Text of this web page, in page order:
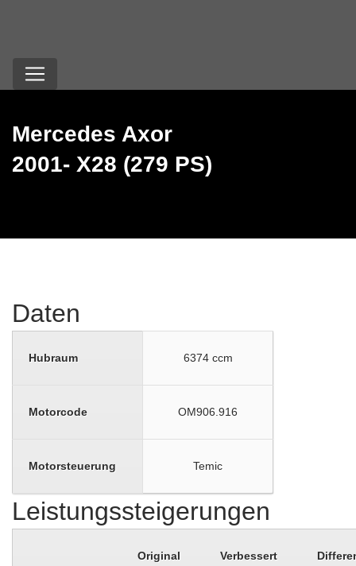
Mercedes Axor
2001- X28 (279 PS)
Daten
Hubraum 6374 ccm
Motorcode OM906.916
Motorsteuerung Temic
Leistungssteigerungen
Original Verbessert